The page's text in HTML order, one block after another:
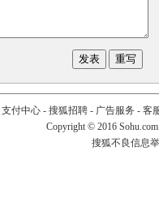
支付中心- 搜狐招聘- 广告服务 - 客
Copyright © 2016
搜狐不良信息